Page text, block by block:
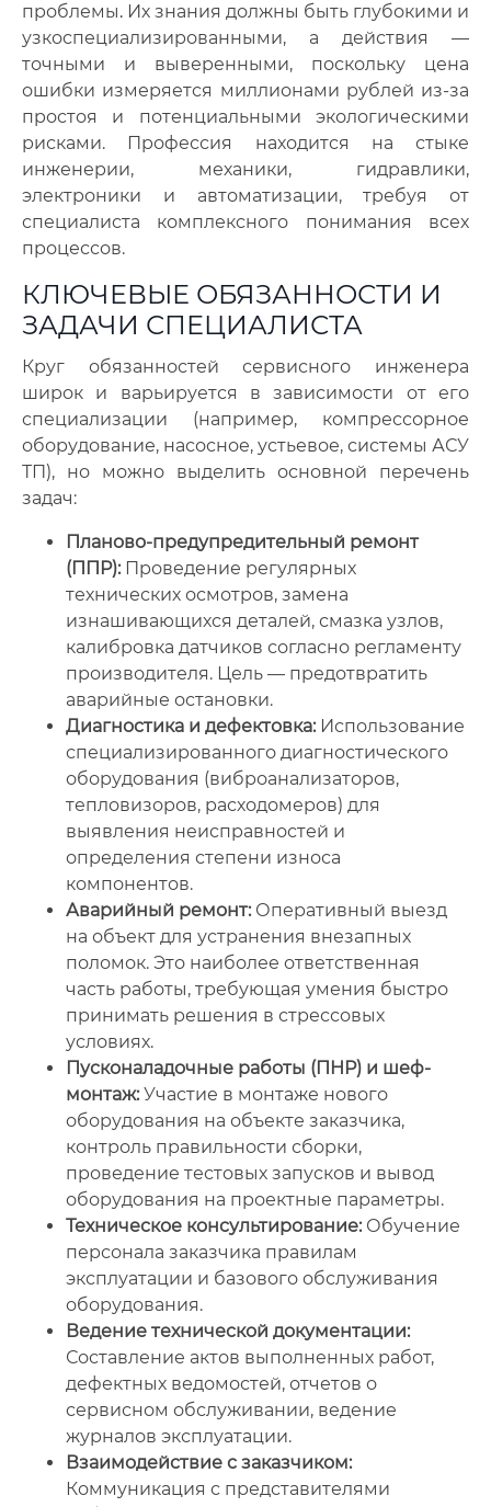
проблемы. Их знания должны быть глубокими и
узкоспециализированными, а действия —
точными и выверенными, поскольку цена
ошибки измеряется миллионами рублей из-за
простоя и потенциальными экологическими
рисками. Профессия находится на стыке
инженерии, механики, гидравлики,
электроники и автоматизации, требуя от
специалиста комплексного понимания всех
процессов.
КЛЮЧЕВЫЕ ОБЯЗАННОСТИ И
ЗАДАЧИ СПЕЦИАЛИСТА
Круг обязанностей сервисного инженера
широк и варьируется в зависимости от его
специализации (например, компрессорное
оборудование, насосное, устьевое, системы АСУ
ТП), но можно выделить основной перечень
задач:
Планово-предупредительный ремонт
(ППР):Проведение регулярных
технических осмотров, замена
изнашивающихся деталей, смазка узлов,
калибровка датчиков согласно регламенту
производителя. Цель — предотвратить
аварийные остановки.
Диагностика и дефектовка:Использование
специализированного диагностического
оборудования (виброанализаторов,
тепловизоров, расходомеров) для
выявления неисправностей и
определения степени износа
компонентов.
Аварийный ремонт:Оперативный выезд
на объект для устранения внезапных
поломок. Это наиболее ответственная
часть работы, требующая умения быстро
принимать решения в стрессовых
условиях.
Пусконаладочные работы (ПНР) и шеф-
монтаж:Участие в монтаже нового
оборудования на объекте заказчика,
контроль правильности сборки,
проведение тестовых запусков и вывод
оборудования на проектные параметры.
Техническое консультирование:Обучение
персонала заказчика правилам
эксплуатации и базового обслуживания
оборудования.
Ведение технической документации:
Составление актов выполненных работ,
дефектных ведомостей, отчетов о
сервисном обслуживании, ведение
журналов эксплуатации.
Взаимодействие с заказчиком:
Коммуникация с представителями